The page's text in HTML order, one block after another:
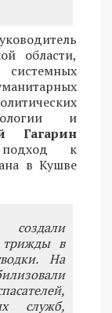
области,
и
Гагарин
к
в Кушве
трижды в
На
служб,